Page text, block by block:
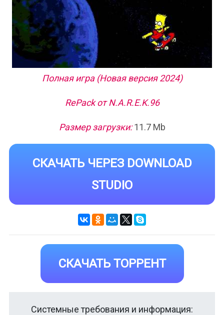
Полная игра (Новая версия 2024)
RePack от N.A.R.E.K.96
Размер загрузки:11.7 Mb
СКАЧАТЬ ЧЕРЕЗ DOWNLOAD
STUDIO
СКАЧАТЬ ТОРРЕНТ
Системные требования и информация: